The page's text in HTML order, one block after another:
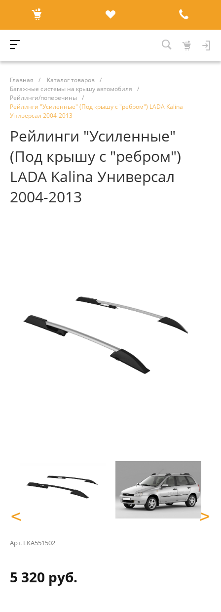
Главная / Каталог товаров /
Багажные системы на крышу автомобиля
/
Рейлинги/поперечины
/
Рейлинги "Усиленные" (Под крышу с "ребром") LADA Kalina
Универсал 2004-2013
Рейлинги "Усиленные"
(Под крышу с "ребром")
LADA Kalina Универсал
2004-2013
< >
Арт. LKA551502
5 320 руб.